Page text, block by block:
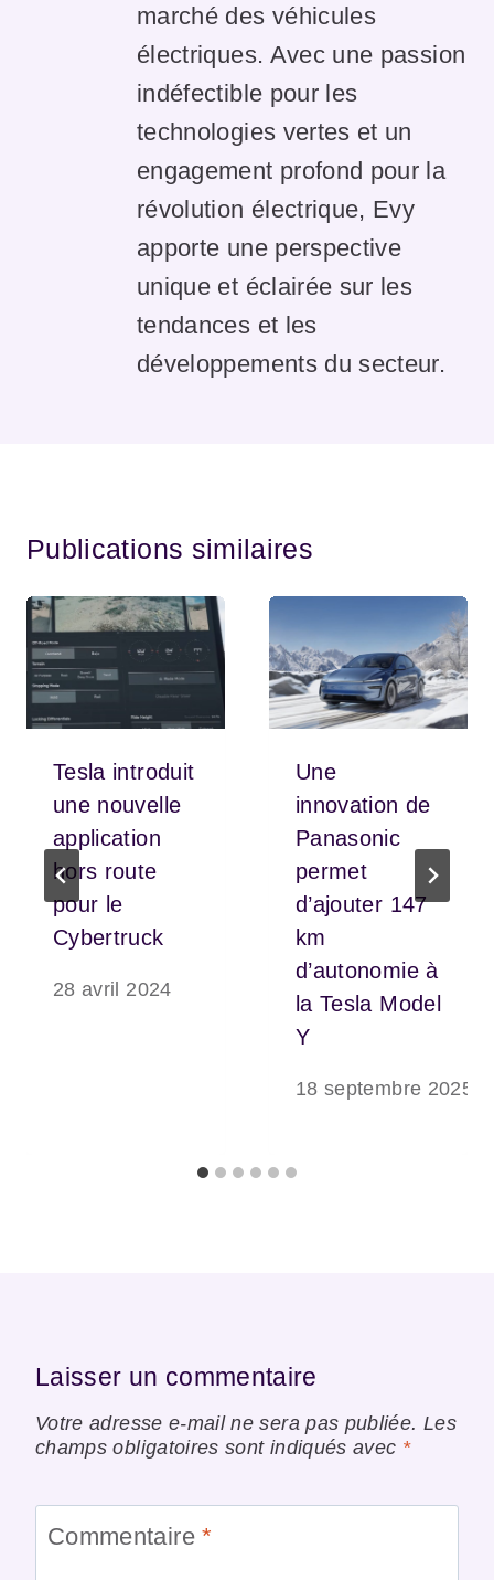
marché des véhicules
électriques. Avec une passion
indéfectible pour les
technologies vertes et un
engagement profond pour la
révolution électrique, Evy
apporte une perspective
unique et éclairée sur les
tendances et les
développements du secteur.
Publications similaires
Tesla introduit
une nouvelle
application
hors route
pour le
Cybertruck
28 avril 2024
Une
innovation de
Panasonic
permet
d’ajouter 147
km
d’autonomie à
la Tesla Model
Y
18 septembre 2025
Laisser un commentaire
Votre adresse e-mail ne sera pas publiée. Les
champs obligatoires sont indiqués avec *
Commentaire*